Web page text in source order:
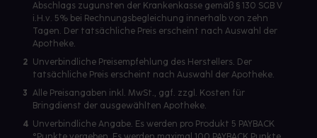
Abschlags zugunsten der Krankenkasse gemäß § 130 SGB V
i.H.v. 5% bei Rechnungsbegleichung innerhalb von zehn
Tagen. Der tatsächliche Preis erscheint nach Auswahl der
Apotheke.
2 Unverbindliche Preisempfehlung des Herstellers. Der
tatsächliche Preis erscheint nach Auswahl der Apotheke.
3 Alle Preisangaben inkl. MwSt., ggf. zzgl. Kosten für
Bringdienst der ausgewählten Apotheke.
4 Unverbindliche Angabe. Es werden pro Produkt 5 PAYBACK